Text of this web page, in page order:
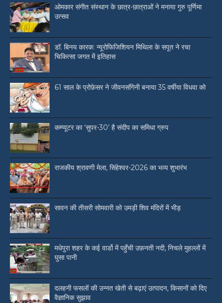
ओमकार संगीत संस्थान के छात्र-छात्राओं ने मनाया गुरु पूर्णिमा
उत्सव
डॉ. बिनय कारक: न्यूरोफिजिशियन मिथिला के सपूत ने रचा
चिकित्सा जगत में इतिहास
61 साल के प्रोफ़ेसर ने जीवनसंगिनी बनाया 35 वर्षीया विधवा को
कम्प्यूटर का ‘सुपर-30’ है संदीप का समिधा ग्रुप
राजकीय श्रावणी मेला, सिंहेश्वर-2026 का भव्य शुभारंभ
सावन की तीसरी सोमवारी को उमड़ी शिव मंदिरों में भीड़
मधेपुरा शहर के कई वार्डो में पहुँची उफ़नती नदी, निचले मुहल्लों में
घुसा पानी
दलहनी फसलों की उन्नत खेती से बढ़ाएं उत्पादन, किसानों को दिए
वैज्ञानिक सुझाव